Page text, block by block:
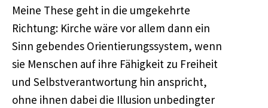
Meine These geht in die umgekehrte
Richtung: Kirche wäre vor allem dann ein
Sinn gebendes Orientierungssystem, wenn
sie Menschen auf ihre Fähigkeit zu Freiheit
und Selbstverantwortung hin anspricht,
ohne ihnen dabei die Illusion unbedingter